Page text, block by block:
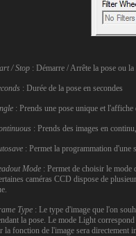
/ Stop : Démarre / Arrête la pose ou la
: Durée de la pose en secondes
: Prends une pose unique et
: Prends des images en
: Permet la programmation d'une
Mode : Permet de choisir le
caméras CCD dispose de
Type : Le type d'image que l'on
la pose. Le mode Light
la fonction de l'image sera directement